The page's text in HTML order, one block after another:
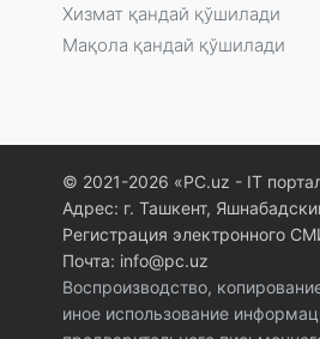
Xизмат қандай қўшилади
Мақола қандай қўшилади
© 2021-2026 «PC.uz - IT
Адрес: г. Ташкент,
Регистрация электронного
Почта: info@pc.uz
Воспроизводство,
иное использование